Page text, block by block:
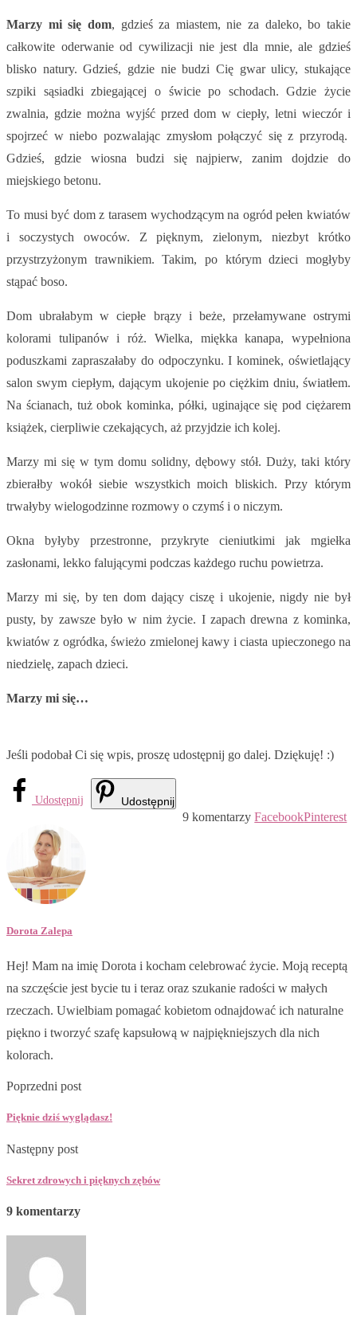
Marzy mi się dom, gdzieś za miastem, nie za daleko, bo takie
całkowite oderwanie od cywilizacji nie jest dla mnie, ale gdzieś
blisko natury. Gdzieś, gdzie nie budzi Cię gwar ulicy, stukające
szpiki sąsiadki zbiegającej o świcie po schodach. Gdzie życie
zwalnia, gdzie można wyjść przed dom w ciepły, letni wieczór i
spojrzeć w niebo pozwalając zmysłom połączyć się z przyrodą.
Gdzieś, gdzie wiosna budzi się najpierw, zanim dojdzie do
miejskiego betonu.
To musi być dom z tarasem wychodzącym na ogród pełen kwiatów
i soczystych owoców. Z pięknym, zielonym, niezbyt krótko
przystrzyżonym trawnikiem. Takim, po którym dzieci mogłyby
stąpać boso.
Dom ubrałabym w ciepłe brązy i beże, przełamywane ostrymi
kolorami tulipanów i róż. Wielka, miękka kanapa, wypełniona
poduszkami zapraszałaby do odpoczynku. I kominek, oświetlający
salon swym ciepłym, dającym ukojenie po ciężkim dniu, światłem.
Na ścianach, tuż obok kominka, półki, uginające się pod ciężarem
książek, cierpliwie czekających, aż przyjdzie ich kolej.
Marzy mi się w tym domu solidny, dębowy stół. Duży, taki który
zbierałby wokół siebie wszystkich moich bliskich. Przy którym
trwałyby wielogodzinne rozmowy o czymś i o niczym.
Okna byłyby przestronne, przykryte cieniutkimi jak mgiełka
zasłonami, lekko falującymi podczas każdego ruchu powietrza.
Marzy mi się, by ten dom dający ciszę i ukojenie, nigdy nie był
pusty, by zawsze było w nim życie. I zapach drewna z kominka,
kwiatów z ogródka, świeżo zmielonej kawy i ciasta upieczonego na
niedzielę, zapach dzieci.
Marzy mi się…
Jeśli podobał Ci się wpis, proszę udostępnij go dalej. Dziękuję! :)
Udostępnij Udostępnij
9 komentarzy FacebookPinterest
Dorota Zalepa
Hej! Mam na imię Dorota i kocham celebrować życie. Moją receptą
na szczęście jest bycie tu i teraz oraz szukanie radości w małych
rzeczach. Uwielbiam pomagać kobietom odnajdować ich naturalne
piękno i tworzyć szafę kapsułową w najpiękniejszych dla nich
kolorach.
Poprzedni post
Pięknie dziś wyglądasz!
Następny post
Sekret zdrowych i pięknych zębów
9 komentarzy